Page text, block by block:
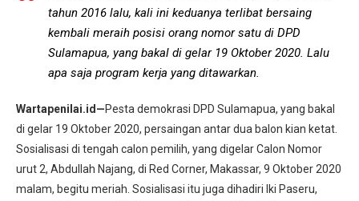
tahun 2016 lalu, kali ini keduanya terlibat bersaing
kembali meraih posisi orang nomor satu di DPD
Sulamapua, yang bakal di gelar 19 Oktober 2020. Lalu
apa saja program kerja yang ditawarkan.
Wartapenilai.id—Pesta demokrasi DPD Sulamapua, yang bakal
di gelar 19 Oktober 2020, persaingan antar dua balon kian ketat.
Sosialisasi di tengah calon pemilih, yang digelar Calon Nomor
urut 2, Abdullah Najang, di Red Corner, Makassar, 9 Oktober 2020
malam, begitu meriah. Sosialisasi itu juga dihadiri Iki Paseru,